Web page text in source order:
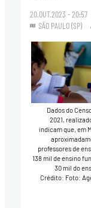
20.OUT.2023 - 20:57
SÃO PAULO (SP)
Dados do
2021,
indicam que, em
professores de
138 mil de ensino
30 mil do
Crédito: Foto: